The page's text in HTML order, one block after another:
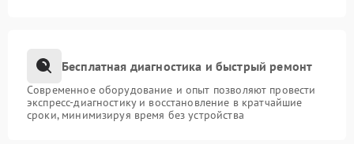
Бесплатная диагностика и быстрый ремонт
Современное оборудование и опыт позволяют провести
экспресс-диагностику и восстановление в кратчайшие
сроки, минимизируя время без устройства